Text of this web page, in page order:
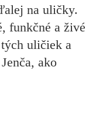
na uličky.
funkčné a živé
uličiek a
ako